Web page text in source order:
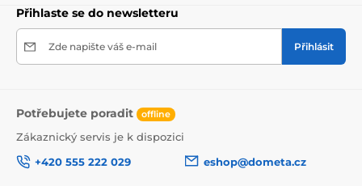
Přihlaste se do newsletteru
Zde napište váš e-mail Přihlásit
Potřebujete poradit offline
Zákaznický servis je k dispozici
+420 555 222 029
eshop@dometa.cz